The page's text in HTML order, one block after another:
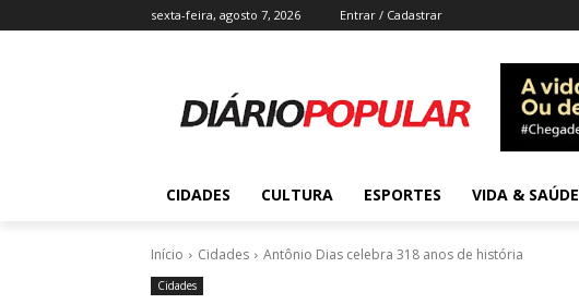
sexta-feira, agosto 7, 2026 Entrar / Cadastrar
CIDADES CULTURA ESPORTES VIDA & SAÚDE
Início Cidades Antônio Dias celebra 318 anos de história
Cidades